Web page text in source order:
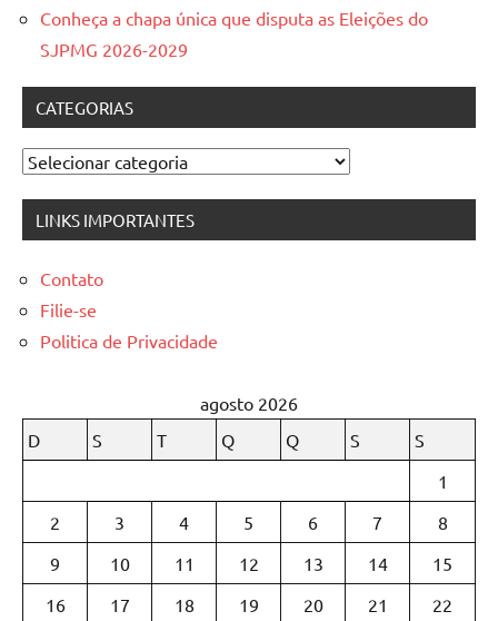
Conheça a chapa única que disputa as Eleições do
SJPMG 2026-2029
CATEGORIAS
Categorias
LINKS IMPORTANTES
Contato
Filie-se
Politica de Privacidade
agosto 2026
D
S T Q Q S
S
1
2
3 4 5 6 7
8
9
10 11 12 13 14
15
16
17 18 19 20 21 22